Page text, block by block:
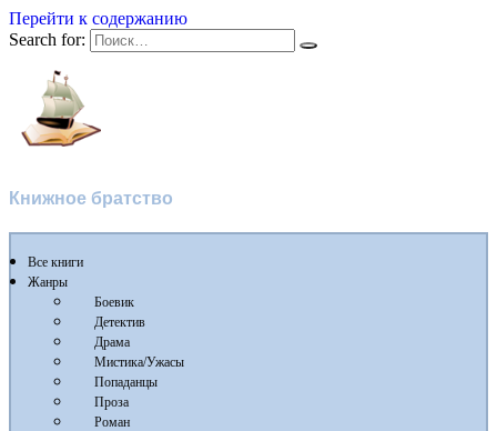
Перейти к содержанию
Search for:
Книжное братство
Все книги
Жанры
Боевик
Детектив
Драма
Мистика/Ужасы
Попаданцы
Проза
Роман